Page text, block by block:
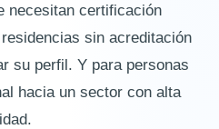
necesitan certificación
sin acreditación
su perfil. Y para personas
hacia un sector con alta